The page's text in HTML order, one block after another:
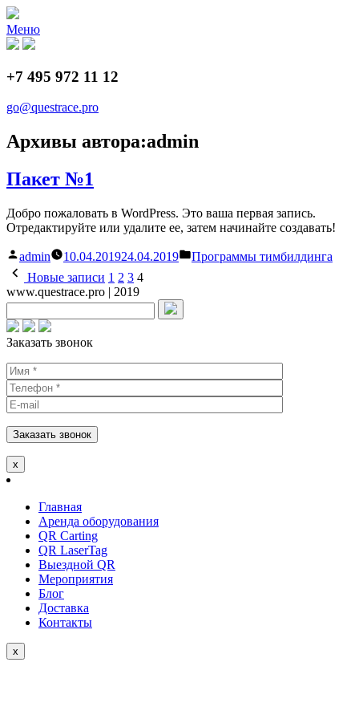
Перейти
к
содержимому
Меню
+7 495 972 11 12
go@questrace.pro
Архивы автора:admin
Пакет №1
Добро пожаловать в WordPress. Это ваша первая запись.
Отредактируйте или удалите ее, затем начинайте создавать!
Написано
admin 10.04.201924.04.2019
Написано
Программы тимбилдинга
Пагинация
записей
Новые записи 1 2 3 4
www.questrace.pro | 2019
Заказать звонок
х
Главная
Аренда оборудования
QR Carting​
QR LaserTag
Выездной QR
Мероприятия
Блог
Доставка
Контакты
х